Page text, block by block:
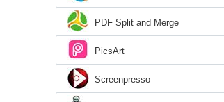
PDF Split and Merge
PicsArt
Screenpresso